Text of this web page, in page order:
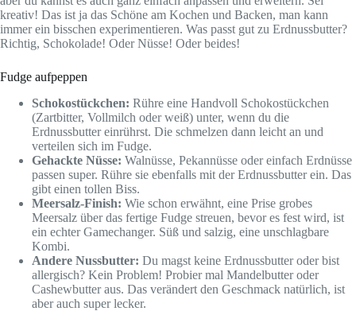
kreativ! Das ist ja das Schöne am Kochen und Backen, man kann
immer ein bisschen experimentieren. Was passt gut zu Erdnussbutter?
Richtig, Schokolade! Oder Nüsse! Oder beides!
Fudge aufpeppen
Schokostückchen: Rühre eine Handvoll Schokostückchen
(Zartbitter, Vollmilch oder weiß) unter, wenn du die
Erdnussbutter einrührst. Die schmelzen dann leicht an und
verteilen sich im Fudge.
Gehackte Nüsse: Walnüsse, Pekannüsse oder einfach Erdnüsse
passen super. Rühre sie ebenfalls mit der Erdnussbutter ein. Das
gibt einen tollen Biss.
Meersalz-Finish: Wie schon erwähnt, eine Prise grobes
Meersalz über das fertige Fudge streuen, bevor es fest wird, ist
ein echter Gamechanger. Süß und salzig, eine unschlagbare
Kombi.
Andere Nussbutter: Du magst keine Erdnussbutter oder bist
allergisch? Kein Problem! Probier mal Mandelbutter oder
Cashewbutter aus. Das verändert den Geschmack natürlich, ist
aber auch super lecker.